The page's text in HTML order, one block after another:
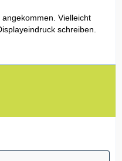
Vielleicht
schreiben.